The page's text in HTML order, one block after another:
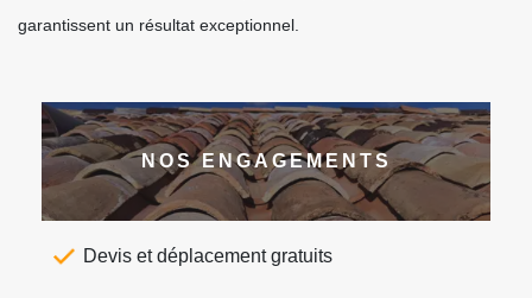
garantissent un résultat exceptionnel.
NOS ENGAGEMENTS
Devis et déplacement gratuits